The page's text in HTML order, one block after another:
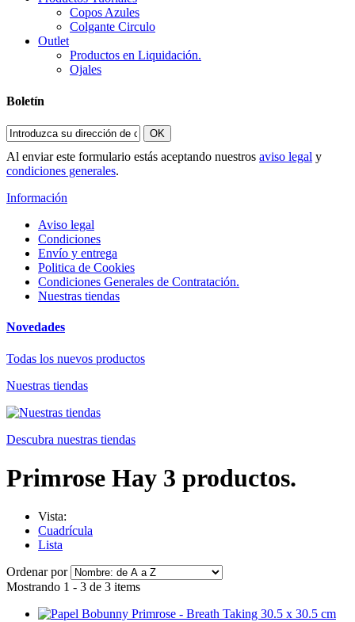
Copos Azules
Colgante Circulo
Outlet
Productos en Liquidación.
Ojales
Boletín
OK
Al enviar este formulario estás aceptando nuestros aviso legal y
condiciones generales.
Información
Aviso legal
Condiciones
Envío y entrega
Politica de Cookies
Condiciones Generales de Contratación.
Nuestras tiendas
Novedades
Todas los nuevos productos
Nuestras tiendas
Descubra nuestras tiendas
Primrose Hay 3 productos.
Vista:
Cuadrícula
Lista
Ordenar por
Mostrando 1 - 3 de 3 items